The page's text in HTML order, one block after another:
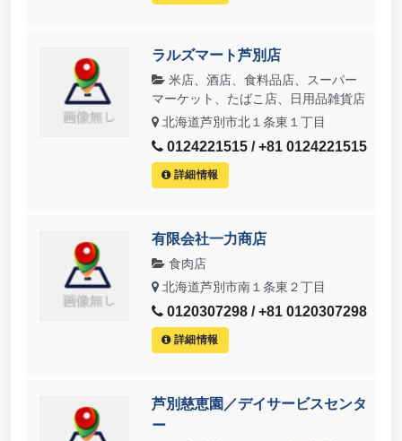
ラルズマート芦別店
米店、酒店、食料品店、スーパー
マーケット、たばこ店、日用品雑貨店
北海道芦別市北１条東１丁目
0124221515 / +81 0124221515
詳細情報
有限会社一力商店
食肉店
北海道芦別市南１条東２丁目
0120307298 / +81 0120307298
詳細情報
芦別慈恵園／デイサービスセンタ
ー